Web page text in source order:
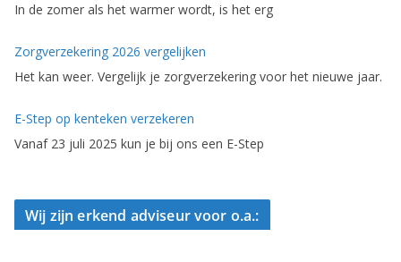
In de zomer als het warmer wordt, is het erg
Zorgverzekering 2026 vergelijken
Het kan weer. Vergelijk je zorgverzekering voor het nieuwe jaar.
E-Step op kenteken verzekeren
Vanaf 23 juli 2025 kun je bij ons een E-Step
Wij zijn erkend adviseur voor o.a.: